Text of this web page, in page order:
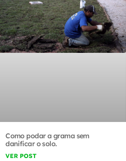
Como podar a grama sem
danificar o solo.
VER POST